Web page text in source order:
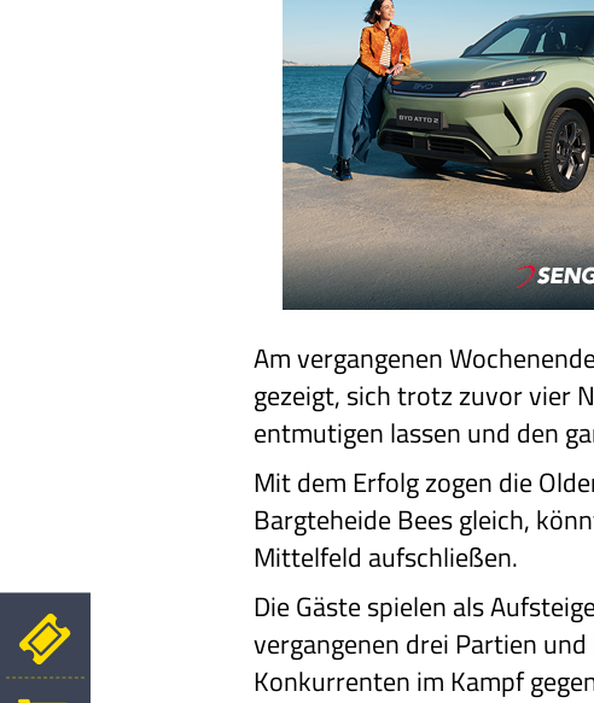
Am vergangenen
gezeigt, sich trotz zuvor vier
entmutigen lassen und den
Mit dem Erfolg zogen die
Bargteheide Bees gleich,
Mittelfeld aufschließen.
Die Gäste spielen als
vergangenen drei Partien
Konkurrenten im Kampf